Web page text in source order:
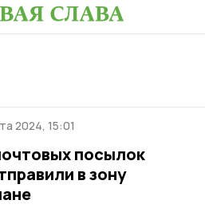
2024, 15:01
посылок
в зону